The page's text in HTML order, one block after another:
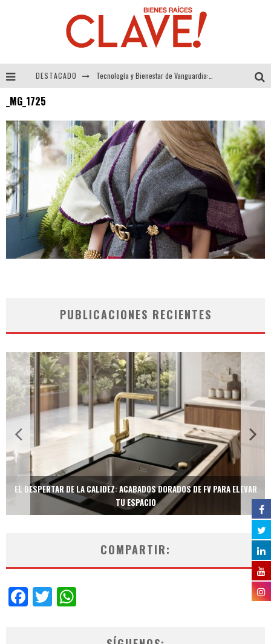
DESTACADO
Alexandra Bedoya – La Constancia detrás de La Paletería
El Despertar de la Calidez: Acabados Dorados de FV para Elevar tu Espacio
_MG_1725
PUBLICACIONES RECIENTES
EL DESPERTAR DE LA CALIDEZ: ACABADOS DORADOS DE FV PARA ELEVAR
TU ESPACIO
COMPARTIR:
Facebook
Twitter